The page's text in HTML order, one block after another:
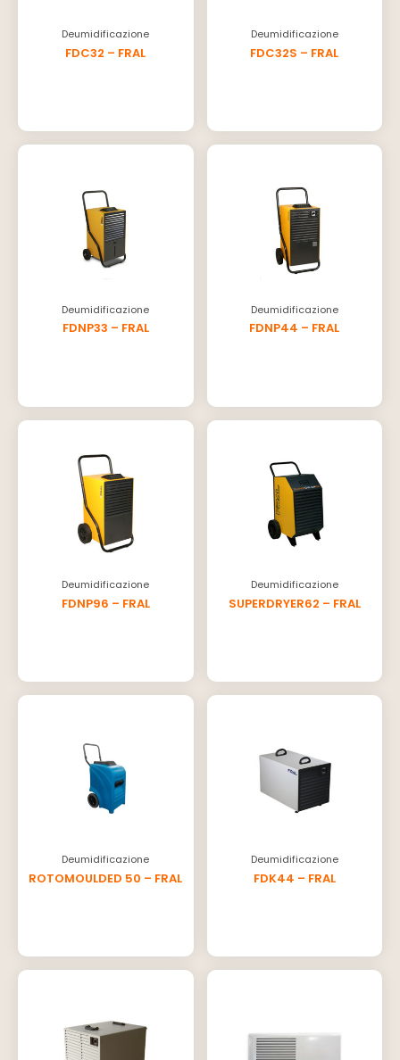
Deumidificazione
FDC32 – FRAL
Deumidificazione
FDC32S – FRAL
Deumidificazione
FDNP33 – FRAL
Deumidificazione
FDNP44 – FRAL
Deumidificazione
FDNP96 – FRAL
Deumidificazione
SUPERDRYER62 – FRAL
Deumidificazione
ROTOMOULDED 50 – FRAL
Deumidificazione
FDK44 – FRAL